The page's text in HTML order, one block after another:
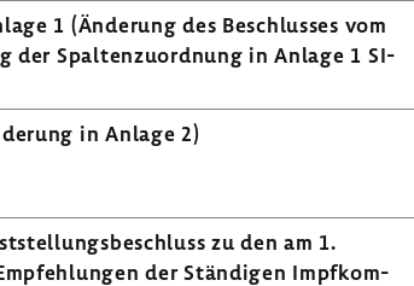
1 (Ände­rung des Beschlusses vom
der Spal­ten­zu­ord­nung in Anlage 1 SI-
in Anlage 2)
zu den am 1.
der Stän­digen Impf­kom­